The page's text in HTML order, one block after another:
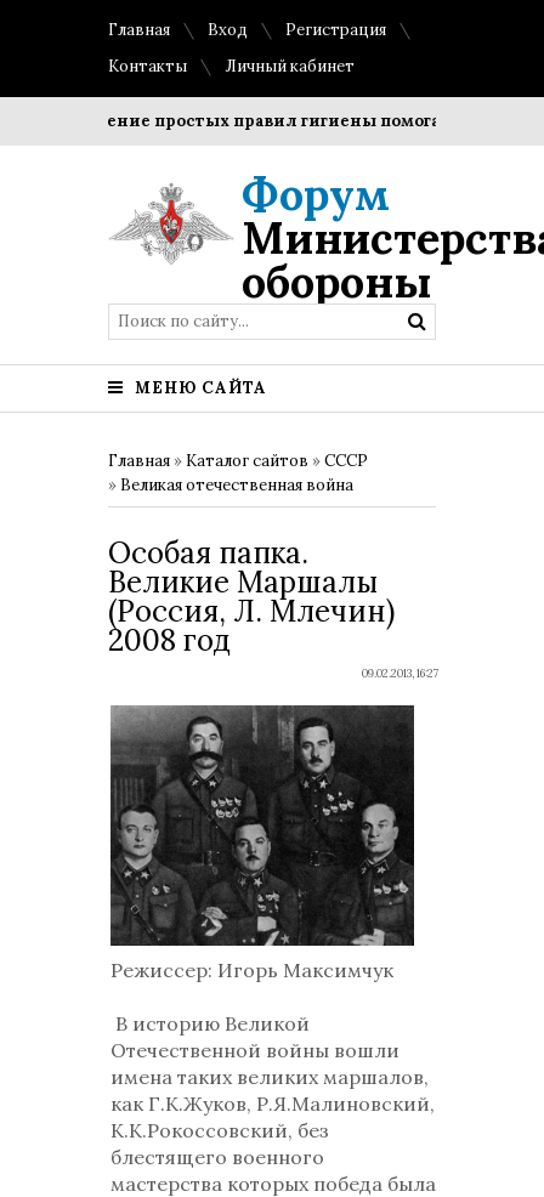
Главная Вход
Регистрация
Контакты
Личный кабинет
Соблюдение простых правил гигиены помогает
Форум
обороны
МЕНЮ САЙТА
Главная » Каталог сайтов »СССР
» Великая отечественная война
Особая папка.
Великие Маршалы
(Россия, Л. Млечин)
2008 год
09.02.2013, 16:27
Режиссер: Игорь Максимчук
В историю Великой
Отечественной войны вошли
имена таких великих маршалов,
как Г.К.Жуков, Р.Я.Малиновский,
К.К.Рокоссовский, без
блестящего военного
мастерства которых победа была